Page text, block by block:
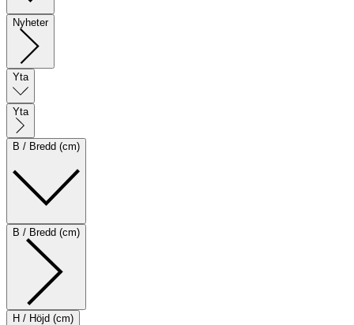
Nyheter
Yta
Yta
B / Bredd (cm)
B / Bredd (cm)
H / Höjd (cm)